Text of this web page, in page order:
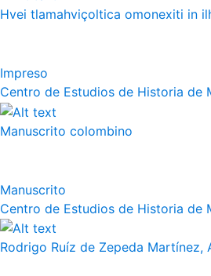
Hvei tlamahviçoltica omonexiti in
Impreso
Centro de Estudios de Historia de
Manuscrito colombino
Manuscrito
Centro de Estudios de Historia de
Rodrigo Ruíz de Zepeda Martínez,